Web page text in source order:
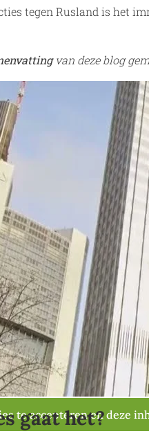
tegen Rusland is het
van deze blog
te accepteren en deze
gaat het?